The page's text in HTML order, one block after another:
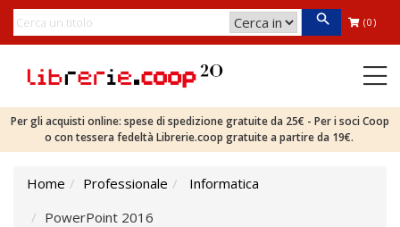
(0)
Per gli acquisti online: spese di spedizione gratuite da 25€ - Per i soci Coop
o con tessera fedeltà Librerie.coop gratuite a partire da 19€.
Home Professionale
Informatica
PowerPoint 2016